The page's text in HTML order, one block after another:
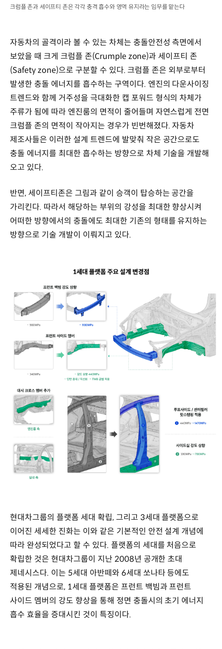
크럼플 존과 세이프티 존은 각각 충격 흡수와 영역 유지라는 임무를 맡는다
자동차의 골격이라 볼 수 있는 차체는 충돌안전성 측면에서
보았을 때 크게 크럼플 존(Crumple zone)과 세이프티 존
(Safety zone)으로 구분할 수 있다. 크럼플 존은 외부로부터
발생한 충돌 에너지를 흡수하는 구역이다. 엔진의 다운사이징
트렌드와 함께 거주성을 극대화한 캡 포워드 형식의 차체가
주류가 됨에 따라 엔진룸의 면적이 줄어들며 자연스럽게 전면
크럼플 존의 면적이 작아지는 경우가 빈번해졌다. 자동차
제조사들은 이러한 설계 트렌드에 발맞춰 작은 공간으로도
충돌 에너지를 최대한 흡수하는 방향으로 차체 기술을 개발해
오고 있다.
반면, 세이프티존은 그림과 같이 승객이 탑승하는 공간을
가리킨다. 따라서 해당하는 부위의 강성을 최대한 향상시켜
어떠한 방향에서의 충돌에도 최대한 기존의 형태를 유지하는
방향으로 기술 개발이 이뤄지고 있다.
현대차그룹의 플랫폼 세대 확립, 그리고 3세대 플랫폼으로
이어진 세세한 진화는 이와 같은 기본적인 안전 설계 개념에
따라 완성되었다고 할 수 있다. 플랫폼의 세대를 처음으로
확립한 것은 현대차그룹이 지난 2008년 공개한 초대
제네시스다. 이는 5세대 아반떼와 6세대 쏘나타 등에도
적용된 개념으로, 1세대 플랫폼은 프런트 백빔과 프런트
사이드 멤버의 강도 향상을 통해 정면 충돌시의 초기 에너지
흡수 효율을 증대시킨 것이 특징이다.